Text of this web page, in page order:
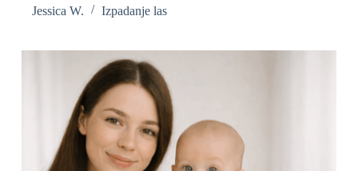
Jessica W. Izpadanje las